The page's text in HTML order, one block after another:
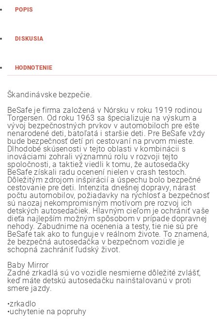
POPIS
DISKUSIA
HODNOTENIE
Škandinávske bezpečie.
BeSafe je firma založená v Nórsku v roku 1919 rodinou
Torgersen. Od roku 1963 sa špecializuje na výskum a
vývoj bezpečnostných prvkov v automobiloch pre ešte
nenarodené deti, batoľatá i staršie deti. Pre BeSafe vždy
bude bezpečnosť detí pri cestovaní na prvom mieste.
Dlhodobé skúsenosti v tejto oblasti v kombinácii s
inováciami zohrali významnú rolu v rozvoji tejto
spoločnosti, a taktiež viedli k tomu, že autosedačky
BeSafe získali radu ocenení nielen v crash testoch.
Dôležitým zdrojom inšpirácií a úspechu bolo bezpečné
cestovanie pre deti. Intenzita dnešnej dopravy, nárast
počtu automobilov, požiadavky na rýchlosť a bezpečnosť
sú naozaj nekompromisným motívom pre rozvoj ich
detských autosedačiek. Hlavným cieľom je ochrániť vaše
dieťa najlepším možným spôsobom v prípade dopravnej
nehody. Zabudnime na ocenenia a testy, tie nie sú pre
BeSafe tak ako to funguje v reálnom živote. To znamená,
že bezpečná autosedačka v bezpečnom vozidle je
schopná zachrániť ľudský život.
Baby Mirror
Zadné zrkadlá sú vo vozidle nesmierne dôležité zvlášť,
keď máte detskú autosedačku nainštalovanú v proti
smere jazdy.
•zrkadlo
•uchytenie na popruhy